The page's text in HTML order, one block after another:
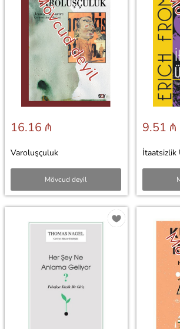
Mövcud deyil
16.16 ₼
Varoluşçuluk
Mövcud deyil
9.51 ₼
İtaatsizlik